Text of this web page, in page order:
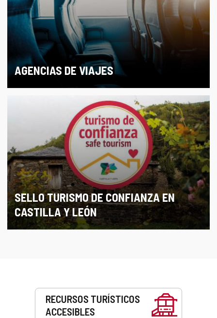
AGENCIAS DE VIAJES
SELLO TURISMO DE CONFIANZA EN
CASTILLA Y LEÓN
RECURSOS TURÍSTICOS
ACCESIBLES